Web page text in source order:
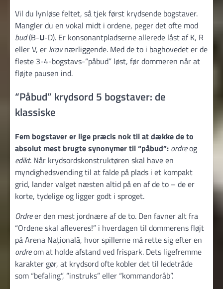
Vil du lynløse feltet, så tjek først krydsende bogstaver.
Mangler du en vokal midt i ordene, peger det ofte mod
bud(B-U-D). Er konsonantpladserne allerede låst af K, R
eller V, er kravnærliggende. Med de to i baghovedet er de
fleste 3-4-bogstavs-“påbud” løst, før dommeren når at
fløjte pausen ind.
“Påbud” krydsord 5 bogstaver: de
klassiske
Fem bogstaver er lige præcis nok til at dække de to
absolut mest brugte synonymer til “påbud”: ordreog
edikt. Når krydsordskonstruktøren skal have en
myndigheds­vending til at falde på plads i et kompakt
grid, lander valget næsten altid på en af de to – de er
korte, tydelige og ligger godt i sproget.
Ordreer den mest jordnære af de to. Den favner alt fra
“Ordene skal afleveres!” i hverdagen til dommerens fløjt
på Arena Națională, hvor spillerne må rette sig efter en
ordreom at holde afstand ved frispark. Dets ligefremme
karakter gør, at krydsord ofte kobler det til ledetråde
som “befaling”, “instruks” eller “kommandoråb”.